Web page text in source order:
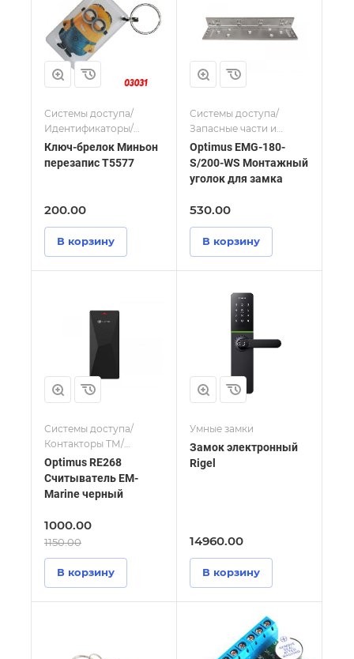
Системы доступа/
Идентификаторы/
Перезаписываемые
ключи
Ключ-брелок Миньон
перезапис Т5577
200.00
В корзину
Системы доступа/
Запасные части и
комплектующие
Optimus EMG-180-
S/200-WS Монтажный
уголок для замка
530.00
В корзину
Системы доступа/
Контакторы ТМ/
Считыватели
Optimus RE268
Считыватель EM-
Marine черный
1000.00
1150.00
В корзину
Умные замки
Замок электронный
Rigel
14960.00
В корзину